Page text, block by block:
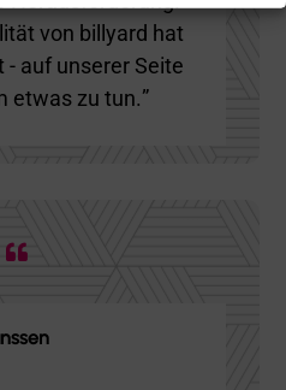
von billyard hat
- auf unserer Seite
etwas zu tun.”
